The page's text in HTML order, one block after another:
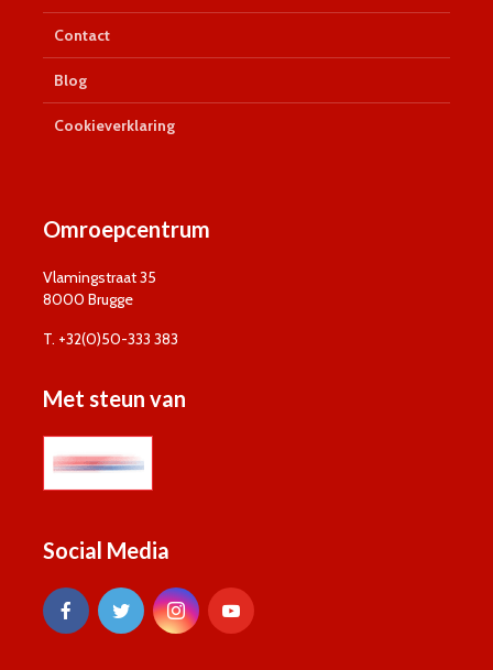
Contact
Blog
Cookieverklaring
Omroepcentrum
Vlamingstraat 35
8000 Brugge
T. +32(0)50-333 383
Met steun van
Social Media